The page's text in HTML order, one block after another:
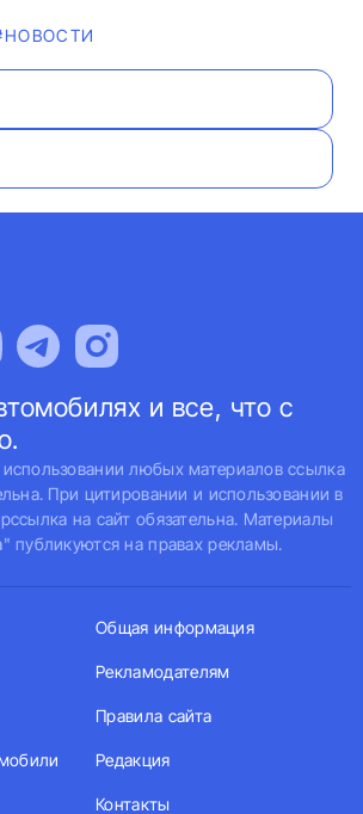
и все, что с
любых материалов ссылка
При цитировании и использовании в
на сайт обязательна. Материалы
публикуются на правах рекламы.
Общая информация
Рекламодателям
Правила сайта
Редакция
Контакты